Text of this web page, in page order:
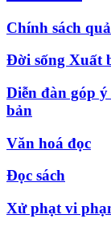
Chính sách
Đời sống Xuất
Diễn đàn góp
bản
Văn hoá đọc
Đọc sách
Xử phạt vi